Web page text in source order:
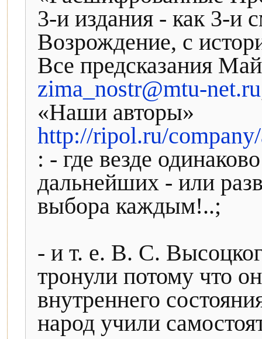
3-и издания - как 3-и
Возрождение, с
Все предсказания
zima_nostr@mtu-net.ru
«Наши авторы»
http://ripol.ru/
: - где везде
дальнейших - или
выбора каждым!..;
- и т. е. В. С.
тронули потому что
внутреннего
народ учили